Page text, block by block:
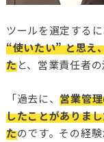
ツールを選定する
“使いたい” と思え
たと、営業責任者の
「過去に、営業管
したことがありま
たのです。その経